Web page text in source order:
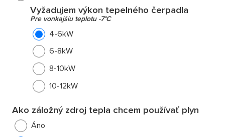
Vyžadujem výkon tepelného čerpadla
Pre vonkajšiu teplotu -7°C
4-6kW
6-8kW
8-10kW
10-12kW
Ako záložný zdroj tepla chcem používať plyn
Áno